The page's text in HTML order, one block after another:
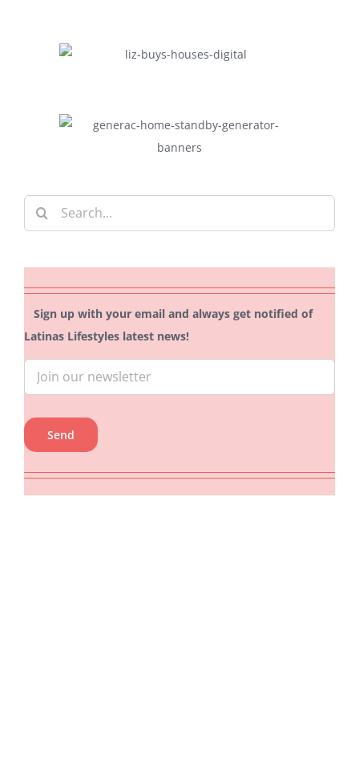
Search
for:
Sign up with your email and always get notified of
Latinas Lifestyles latest news!